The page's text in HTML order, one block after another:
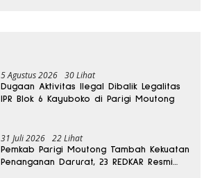
5 Agustus 2026 30 Lihat
Dugaan Aktivitas Ilegal Dibalik Legalitas
IPR Blok 6 Kayuboko di Parigi Moutong
31 Juli 2026 22 Lihat
Pemkab Parigi Moutong Tambah Kekuatan
Penanganan Darurat, 23 REDKAR Resmi